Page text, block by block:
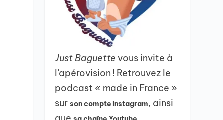
Just Baguettevous invite à
l’apérovision ! Retrouvez le
podcast « made in France »
surson compte Instagram, ainsi